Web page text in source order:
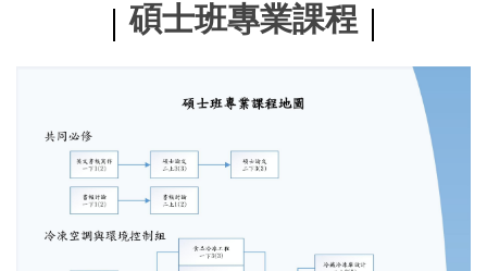
碩士班專業課程